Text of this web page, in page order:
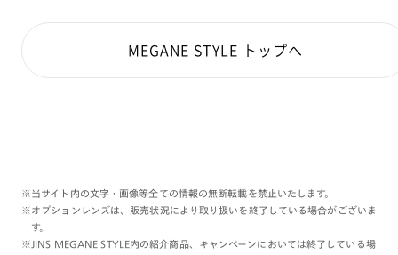
MEGANE STYLE トップへ
※当サイト内の文字・画像等全ての情報の無断転載を禁止いたします。
※オプションレンズは、販売状況により取り扱いを終了している場合がございま
す。
※JINS MEGANE STYLE内の紹介商品、キャンペーンにおいては終了している場